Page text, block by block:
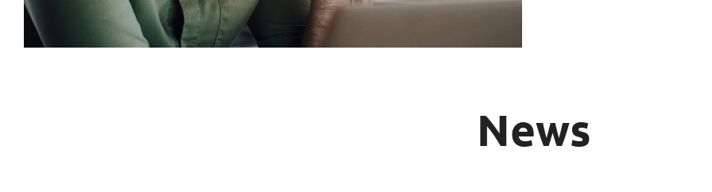
News